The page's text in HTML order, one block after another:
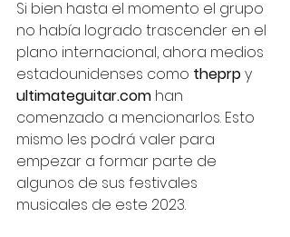
Si bien hasta el momento el grupo
no había logrado trascender en el
plano internacional, ahora medios
estadounidenses como theprp y
ultimateguitar.com han
comenzado a mencionarlos. Esto
mismo les podrá valer para
empezar a formar parte de
algunos de sus festivales
musicales de este 2023.